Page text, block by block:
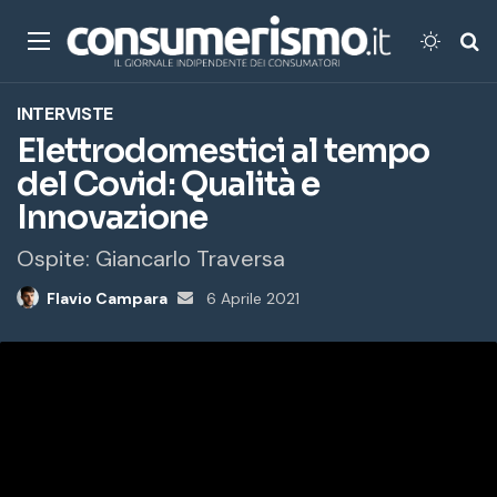
Menu
INTERVISTE
Elettrodomestici al tempo
del Covid: Qualità e
Innovazione
Ospite: Giancarlo Traversa
Flavio Campara
Invia
6 Aprile 2021